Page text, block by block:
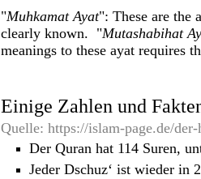
"Muhkamat Ayat": These are the
clearly known. "Mutashabihat
meanings to these ayat requires
Einige Zahlen und
Quelle: https://islam-page.de/
Der Quran hat 114 Suren,
Jeder Dschuz‘ ist wieder in